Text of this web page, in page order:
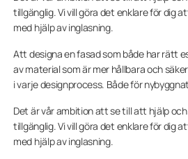
tillgänglig. Vi vill göra det enklare för dig
med hjälp av inglasning.
Att designa en fasad som både har rätt
av material som är mer hållbara och
i varje designprocess. Både för
Det är vår ambition att se till att hjälp
tillgänglig. Vi vill göra det enklare för dig
med hjälp av inglasning.